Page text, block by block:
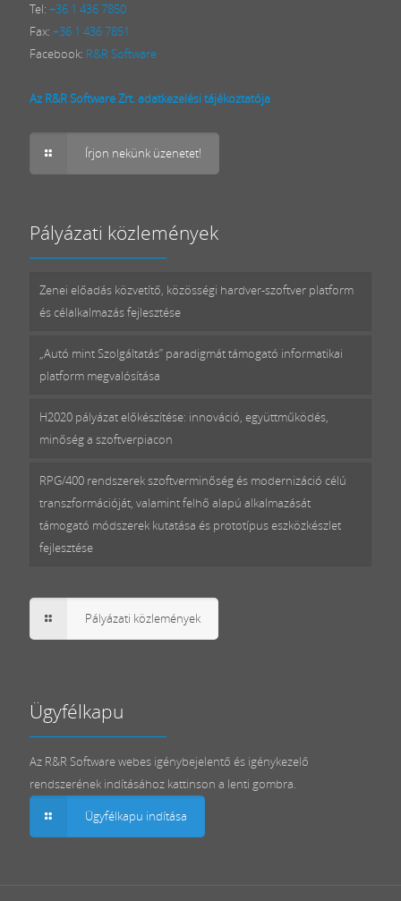
Tel: +36 1 436 7850
Fax: +36 1 436 7851
Facebook: R&R Software
Az R&R Software Zrt. adatkezelési tájékoztatója
Írjon nekünk üzenetet!
Pályázati közlemények
Zenei előadás közvetítő, közösségi hardver-szoftver platform
és célalkalmazás fejlesztése
„Autó mint Szolgáltatás” paradigmát támogató informatikai
platform megvalósítása
H2020 pályázat előkészítése: innováció, együttműködés,
minőség a szoftverpiacon
RPG/400 rendszerek szoftverminőség és modernizáció célú
transzformációját, valamint felhő alapú alkalmazását
támogató módszerek kutatása és prototípus eszközkészlet
fejlesztése
Pályázati közlemények
Ügyfélkapu
Az R&R Software webes igénybejelentő és igénykezelő
rendszerének indításához kattinson a lenti gombra.
Ügyfélkapu indítása